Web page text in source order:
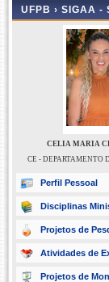
UFPB › SIGAA -
CELIA MARIA
CE - DEPARTAMENTO
Perfil Pessoal
Disciplinas
Projetos de
Atividades de
Projetos de